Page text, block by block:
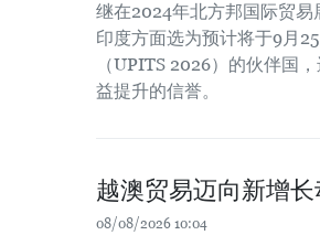
继在2024年北方邦国际贸
印度方面选为预计将于9月
（UPITS 2026）的伙伴国
益提升的信誉。
越澳贸易迈向新增长
08/08/2026 10:04